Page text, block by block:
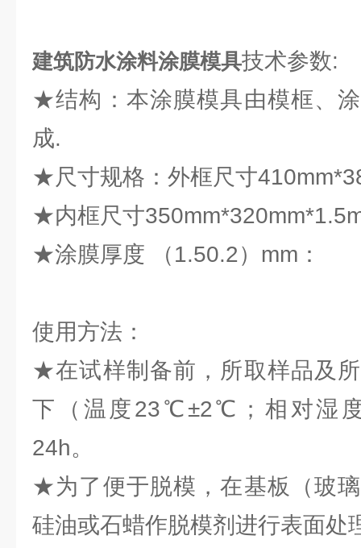
建筑防水涂料涂膜模具技术参数:
★结构：本涂膜模具由模框、
成.
★尺寸规格：外框尺寸
★内框尺寸
★涂膜厚度 （1.50.2）mm：
使用方法：
★在试样制备前，所取样品及
下（温度23℃±2℃；相对湿
24h。
★为了便于脱模，在基板（玻
硅油或石蜡作脱模剂进行表面处